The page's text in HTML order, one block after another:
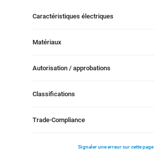
Caractéristiques électriques
Matériaux
Autorisation / approbations
Classifications
Trade-Compliance
Signaler une erreur sur cette page